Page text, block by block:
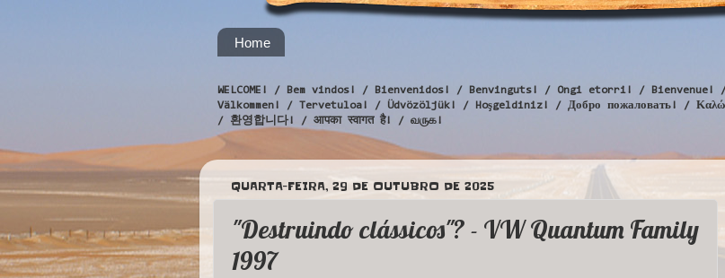
Home
WELCOME! / Bem vindos! / Bienvenidos! / Benvinguts! / Ongi etorri! / Bienvenue!
Välkommen! / Tervetuloa! / Üdvözöljük! / Hoşgeldiniz! / Добро пожаловать! /
/ 환영합니다! / आपका स्वागत है! / வருக!
QUARTA-FEIRA, 29 DE OUTUBRO DE 2025
"Destruindo clássicos"? - VW Quantum Family
1997